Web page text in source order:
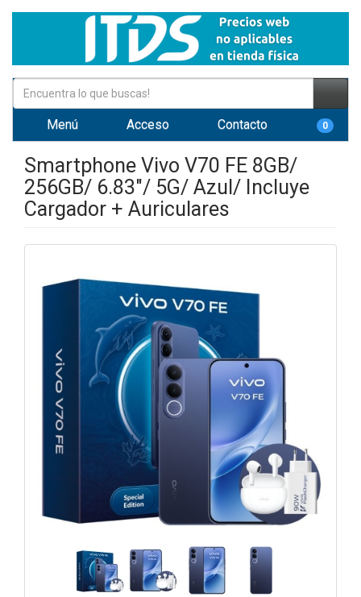
Menú Acceso Contacto 0
Smartphone Vivo V70 FE 8GB/
256GB/ 6.83"/ 5G/ Azul/ Incluye
Cargador + Auriculares